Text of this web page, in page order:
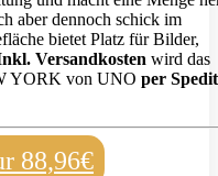
aber dennoch schick im
bietet Platz für Bilder,
Versandkosten wird das
YORK von UNO per
88,96€